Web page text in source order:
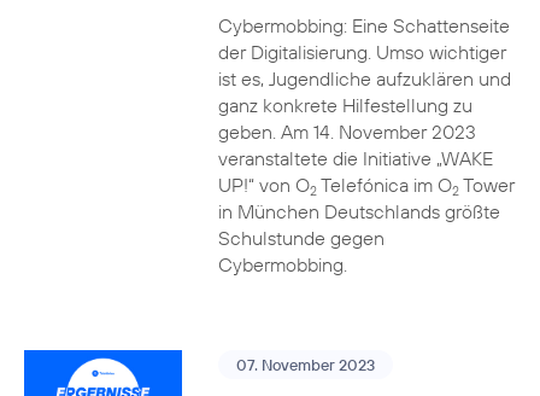
Cybermobbing: Eine Schattenseite
der Digitalisierung. Umso wichtiger
ist es, Jugendliche aufzuklären und
ganz konkrete Hilfestellung zu
geben. Am 14. November 2023
veranstaltete die Initiative „WAKE
UP!“ von O2Telefónica im O2Tower
in München Deutschlands größte
Schulstunde gegen
Cybermobbing.
07. November 2023